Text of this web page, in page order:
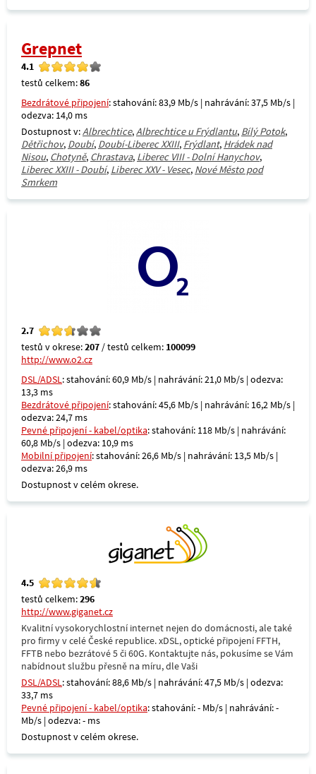
Grepnet
4.1
testů celkem:86
Bezdrátové připojení: stahování: 83,9 Mb/s | nahrávání: 37,5 Mb/s |
odezva: 14,0 ms
Dostupnost v:Albrechtice,Albrechtice u Frýdlantu, Bílý Potok,
Dětřichov, Doubí, Doubí-Liberec XXIII, Frýdlant, Hrádek nad
Nisou, Chotyně, Chrastava, Liberec VIII - Dolní Hanychov,
Liberec XXIII - Doubí, Liberec XXV - Vesec, Nové Město pod
Smrkem
2.7
testů v okrese:207 / testů celkem: 100099
http://www.o2.cz
DSL/ADSL: stahování: 60,9 Mb/s | nahrávání: 21,0 Mb/s | odezva:
13,3 ms
Bezdrátové připojení: stahování: 45,6 Mb/s | nahrávání: 16,2 Mb/s |
odezva: 24,7 ms
Pevné připojení - kabel/optika: stahování: 118 Mb/s | nahrávání:
60,8 Mb/s | odezva: 10,9 ms
Mobilní připojení: stahování: 26,6 Mb/s | nahrávání: 13,5 Mb/s |
odezva: 26,9 ms
Dostupnost v celém okrese.
4.5
testů celkem:296
http://www.giganet.cz
Kvalitní vysokorychlostní internet nejen do domácnosti, ale také
pro firmy v celé České republice. xDSL, optické připojení FFTH,
FFTB nebo bezrátové 5 či 60G. Kontaktujte nás, pokusíme se Vám
nabídnout službu přesně na míru, dle Vaši
DSL/ADSL: stahování: 88,6 Mb/s | nahrávání: 47,5 Mb/s | odezva:
33,7 ms
Pevné připojení - kabel/optika: stahování: - Mb/s | nahrávání: -
Mb/s | odezva: - ms
Dostupnost v celém okrese.